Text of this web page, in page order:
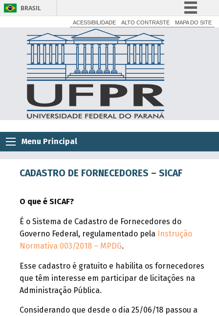
BRASIL
Simplifique!
Comunica BR
Participe
Acesso à informação
Legislação
Canais
ACESSIBILIDADE ALTO CONTRASTE MAPA DO SITE
Menu Principal
CADASTRO DE FORNECEDORES – SICAF
O que é SICAF?
É o Sistema de Cadastro de Fornecedores do
Governo Federal, regulamentado pela Instrução
Normativa 003/2018 – MPDG.
Esse cadastro é gratuito e habilita os fornecedores
que têm interesse em participar de licitações na
Administração Pública.
Considerando que desde o dia 25/06/18 passou a